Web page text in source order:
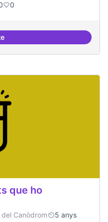
0
Social Congress
que ho
Canòdrom
5 anys